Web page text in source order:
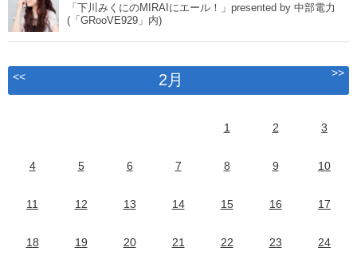
「下川みくにのMIRAIにエール！」presented by 中部電力
(「GRooVE929」内)
<< 2月 >>
1 2 3
4 5 6 7 8 9 10
11 12 13 14 15 16 17
18 19 20 21 22 23 24